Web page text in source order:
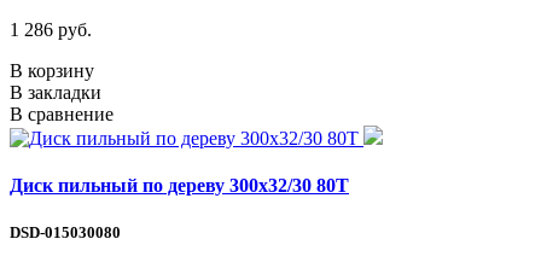
1 286 руб.
В корзину
В закладки
В сравнение
Диск пильный по дереву 300х32/30 80Т
DSD-015030080